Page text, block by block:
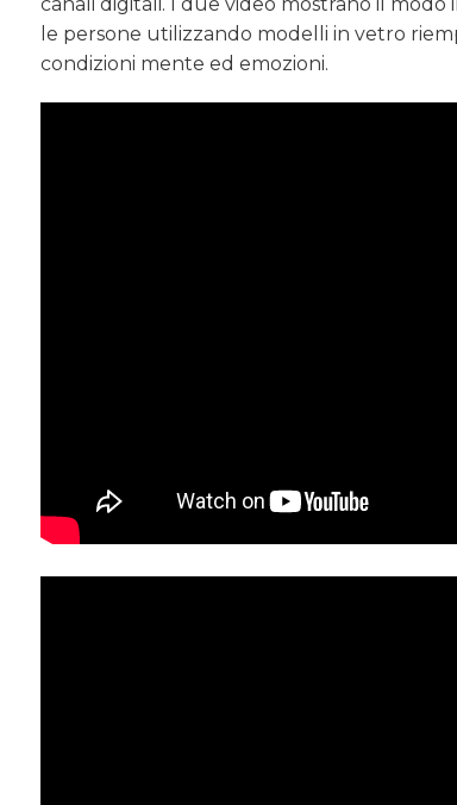
le persone utilizzando modelli in vetro
condizioni mente ed emozioni.